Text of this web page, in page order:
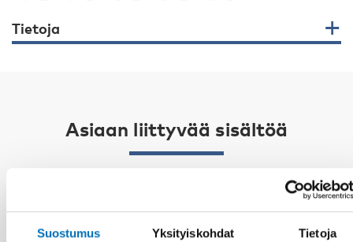
Suostumus Yksityiskohdat Tietoja
Tietoja
Asiaan liittyvää sisältöä